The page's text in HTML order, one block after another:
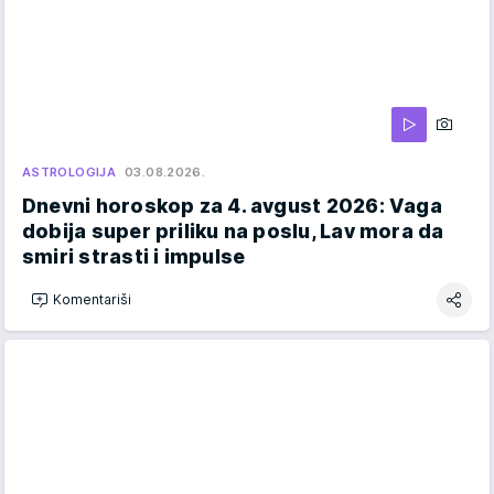
ASTROLOGIJA 03.08.2026.
Dnevni horoskop za 4. avgust 2026: Vaga
dobija super priliku na poslu, Lav mora da
smiri strasti i impulse
Komentariši